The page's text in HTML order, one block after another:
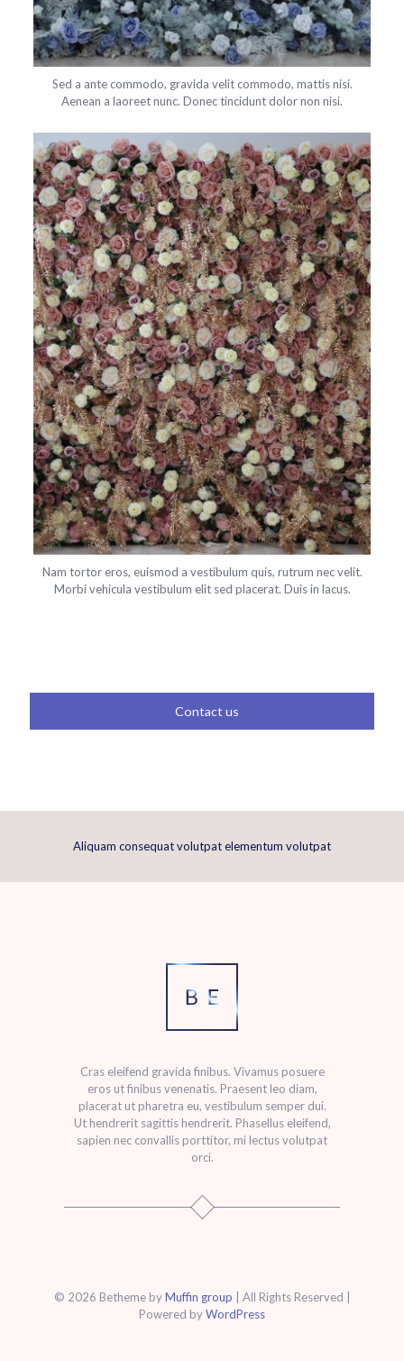
Sed a ante commodo, gravida velit commodo, mattis nisi.
Aenean a laoreet nunc. Donec tincidunt dolor non nisi.
Nam tortor eros, euismod a vestibulum quis, rutrum nec velit.
Morbi vehicula vestibulum elit sed placerat. Duis in lacus.
Contact us
Aliquam consequat volutpat elementum volutpat
Cras eleifend gravida finibus. Vivamus posuere
eros ut finibus venenatis. Praesent leo diam,
placerat ut pharetra eu, vestibulum semper dui.
Ut hendrerit sagittis hendrerit. Phasellus eleifend,
sapien nec convallis porttitor, mi lectus volutpat
orci.
© 2026 Betheme byMuffin group | All Rights Reserved |
Powered byWordPress